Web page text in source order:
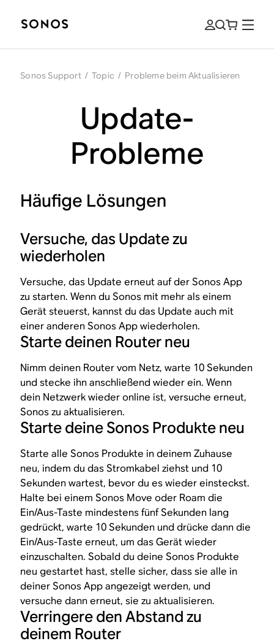
Sonos Support / Topic / Probleme beim Aktualisieren
Update-
Probleme
Häufige Lösungen
Versuche, das Update zu
wiederholen
Versuche, das Update erneut auf der Sonos App
zu starten. Wenn du Sonos mit mehr als einem
Gerät steuerst, kannst du das Update auch mit
einer anderen Sonos App wiederholen.
Starte deinen Router neu
Nimm deinen Router vom Netz, warte 10 Sekunden
und stecke ihn anschließend wieder ein. Wenn
dein Netzwerk wieder online ist, versuche erneut,
Sonos zu aktualisieren.
Starte deine Sonos Produkte neu
Starte alle Sonos Produkte in deinem Zuhause
neu, indem du das Stromkabel ziehst und 10
Sekunden wartest, bevor du es wieder einsteckst.
Halte bei einem Sonos Move oder Roam die
Ein/Aus-Taste mindestens fünf Sekunden lang
gedrückt, warte 10 Sekunden und drücke dann die
Ein/Aus-Taste erneut, um das Gerät wieder
einzuschalten. Sobald du deine Sonos Produkte
neu gestartet hast, stelle sicher, dass sie alle in
deiner Sonos App angezeigt werden, und
versuche dann erneut, sie zu aktualisieren.
Verringere den Abstand zu
deinem Router